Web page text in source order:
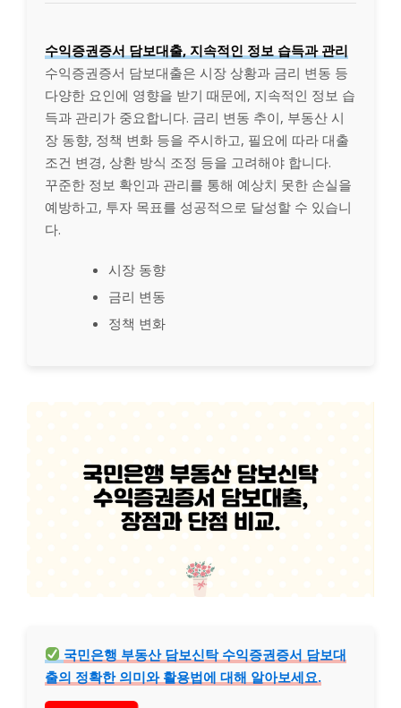
수익증권증서 담보대출, 지속적인 정보 습득과 관리
수익증권증서 담보대출은 시장 상황과 금리 변동 등
다양한 요인에 영향을 받기 때문에, 지속적인 정보 습
득과 관리가 중요합니다. 금리 변동 추이, 부동산 시
장 동향, 정책 변화 등을 주시하고, 필요에 따라 대출
조건 변경, 상환 방식 조정 등을 고려해야 합니다.
꾸준한 정보 확인과 관리를 통해 예상치 못한 손실을
예방하고, 투자 목표를 성공적으로 달성할 수 있습니
다.
시장 동향
금리 변동
정책 변화
국민은행 부동산 담보신탁 수익증권증서 담보대
출의 정확한 의미와 활용법에 대해 알아보세요.